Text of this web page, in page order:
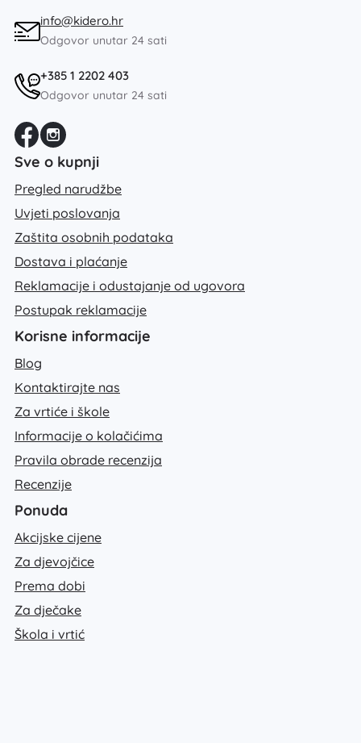
info@kidero.hr
Odgovor unutar 24 sati
+385 1 2202 403
Odgovor unutar 24 sati
Sve o kupnji
Pregled narudžbe
Uvjeti poslovanja
Zaštita osobnih podataka
Dostava i plaćanje
Reklamacije i odustajanje od ugovora
Postupak reklamacije
Korisne informacije
Blog
Kontaktirajte nas
Za vrtiće i škole
Informacije o kolačićima
Pravila obrade recenzija
Recenzije
Ponuda
Akcijske cijene
Za djevojčice
Prema dobi
Za dječake
Škola i vrtić